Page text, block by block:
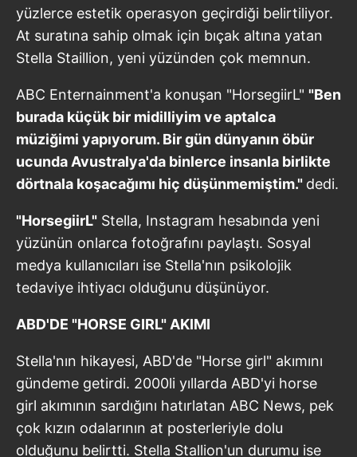
yüzlerce estetik operasyon geçirdiği belirtiliyor.
At suratına sahip olmak için bıçak altına yatan
Stella Staillion, yeni yüzünden çok memnun.
ABC Enternainment'a konuşan "HorsegiirL" "Ben
burada küçük bir midilliyim ve aptalca
müziğimi yapıyorum. Bir gün dünyanın öbür
ucunda Avustralya'da binlerce insanla birlikte
dörtnala koşacağımı hiç düşünmemiştim." dedi.
"HorsegiirL" Stella, Instagram hesabında yeni
yüzünün onlarca fotoğrafını paylaştı. Sosyal
medya kullanıcıları ise Stella'nın psikolojik
tedaviye ihtiyacı olduğunu düşünüyor.
ABD'DE "HORSE GIRL" AKIMI
Stella'nın hikayesi, ABD'de "Horse girl" akımını
gündeme getirdi. 2000li yıllarda ABD'yi horse
girl akımının sardığını hatırlatan ABC News, pek
çok kızın odalarının at posterleriyle dolu
olduğunu belirtti. Stella Stallion'un durumu ise